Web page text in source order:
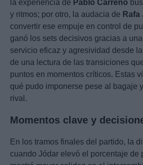
la experiencia de Pablo Carreño
y ritmos; por otro, la audacia de Rafa
convertir ese empuje en control de
ganó los sets decisivos gracias a
servicio eficaz y agresividad desde
de una lectura de las transiciones
puntos en momentos críticos. Estas
qué pudo imponerse pese al bagaje
rival.
Momentos clave y
En los tramos finales del partido, la
cuando Jódar elevó el porcentaje de